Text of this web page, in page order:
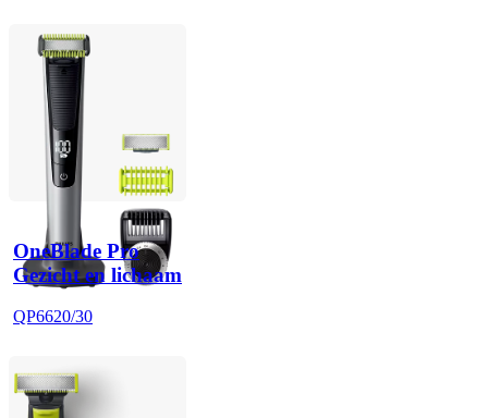
OneBlade Pro
Gezicht en lichaam
QP6620/30